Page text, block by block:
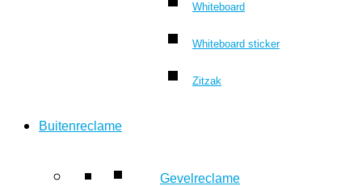
Whiteboard
Whiteboard sticker
Zitzak
Buitenreclame
Gevelreclame